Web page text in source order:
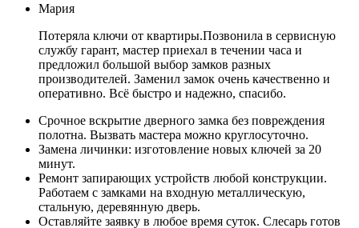
Мария
Потеряла ключи от квартиры.Позвонила в сервисную
службу гарант, мастер приехал в течении часа и
предложил большой выбор замков разных
производителей. Заменил замок очень качественно и
оперативно. Всё быстро и надежно, спасибо.
Срочное вскрытие дверного замка без повреждения
полотна. Вызвать мастера можно круглосуточно.
Замена личинки: изготовление новых ключей за 20
минут.
Ремонт запирающих устройств любой конструкции.
Работаем с замками на входную металлическую,
стальную, деревянную дверь.
Оставляйте заявку в любое время суток. Слесарь готов